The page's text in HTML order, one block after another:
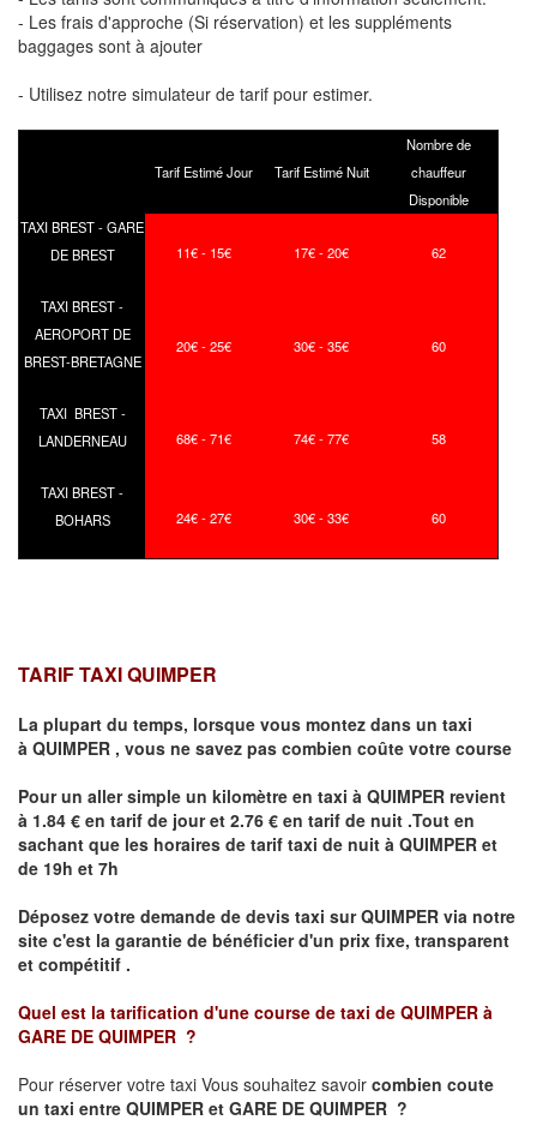
- Les frais d'approche (Si réservation) et les suppléments
baggages sont à ajouter
- Utilisez notre simulateur de tarif pour estimer.
Tarif Estimé Jour Tarif Estimé Nuit
Nombre de
chauffeur
Disponible
TAXI BREST - GARE
DE BREST
11€ - 15€ 17€ - 20€ 62
TAXI BREST -
AEROPORT DE
BREST-BRETAGNE
20€ - 25€ 30€ - 35€ 60
TAXI BREST -
LANDERNEAU
68€ - 71€ 74€ - 77€ 58
TAXI BREST -
BOHARS
24€ - 27€ 30€ - 33€ 60
TARIF TAXI QUIMPER
La plupart du temps, lorsque vous montez dans un taxi
à QUIMPER , vous ne savez pas combien coûte votre course
Pour un aller simple un kilomètre en taxi à QUIMPER revient
à 1.84 € en tarif de jour et 2.76 € en tarif de nuit .Tout en
sachant que les horaires de tarif taxi de nuit à QUIMPER et
de 19h et 7h
Déposez votre demande de devis taxi surQUIMPER via notre
site c'est la garantie de bénéficier d'un prix fixe, transparent
et compétitif .
Quel est la tarification d'une course de taxi de QUIMPER à
GARE DE QUIMPER ?
Pour réserver votre taxi Vous souhaitez savoir combien coute
un taxi entre QUIMPER et GARE DE QUIMPER ?